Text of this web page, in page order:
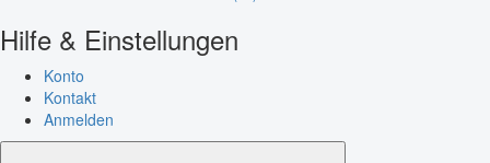
Hilfe & Einstellungen
Konto
Kontakt
Anmelden